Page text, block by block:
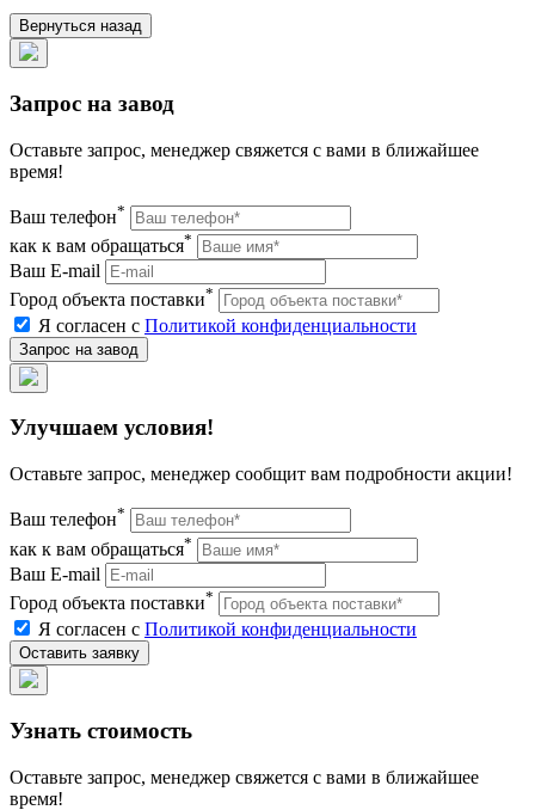
Вернуться назад
Запрос на завод
Оставьте запрос, менеджер свяжется с вами в ближайшее
время!
Ваш телефон*
как к вам обращаться*
Ваш E-mail
Город объекта поставки*
Я согласен с Политикой конфиденциальности
Улучшаем условия!
Оставьте запрос, менеджер сообщит вам подробности акции!
Ваш телефон*
как к вам обращаться*
Ваш E-mail
Город объекта поставки*
Я согласен с Политикой конфиденциальности
Узнать стоимость
Оставьте запрос, менеджер свяжется с вами в ближайшее
время!